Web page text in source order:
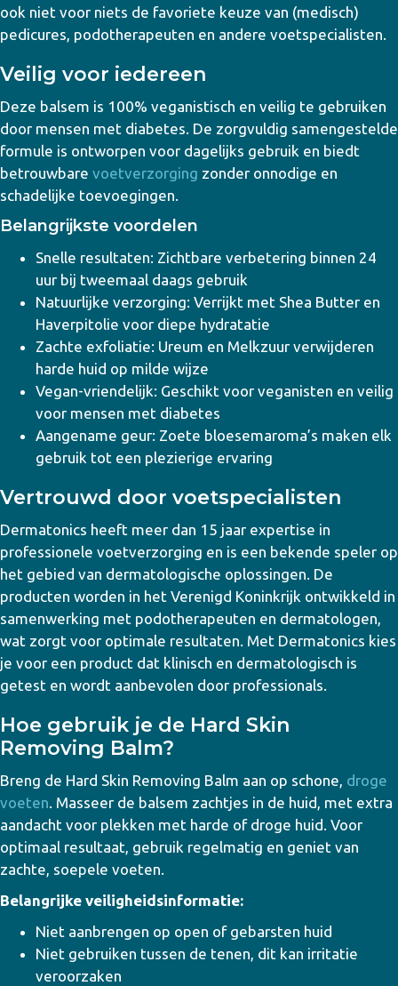
ook niet voor niets de favoriete keuze van (medisch)
pedicures, podotherapeuten en andere voetspecialisten.
Veilig voor iedereen
Deze balsem is 100% veganistisch en veilig te gebruiken
door mensen met diabetes. De zorgvuldig samengestelde
formule is ontworpen voor dagelijks gebruik en biedt
betrouwbare voetverzorging zonder onnodige en
schadelijke toevoegingen.
Belangrijkste voordelen
Snelle resultaten: Zichtbare verbetering binnen 24
uur bij tweemaal daags gebruik
Natuurlijke verzorging: Verrijkt met Shea Butter en
Haverpitolie voor diepe hydratatie
Zachte exfoliatie: Ureum en Melkzuur verwijderen
harde huid op milde wijze
Vegan-vriendelijk: Geschikt voor veganisten en veilig
voor mensen met diabetes
Aangename geur: Zoete bloesemaroma’s maken elk
gebruik tot een plezierige ervaring
Vertrouwd door voetspecialisten
Dermatonics heeft meer dan 15 jaar expertise in
professionele voetverzorging en is een bekende speler op
het gebied van dermatologische oplossingen. De
producten worden in het Verenigd Koninkrijk ontwikkeld in
samenwerking met podotherapeuten en dermatologen,
wat zorgt voor optimale resultaten. Met Dermatonics kies
je voor een product dat klinisch en dermatologisch is
getest en wordt aanbevolen door professionals.
Hoe gebruik je de Hard Skin
Removing Balm?
Breng de Hard Skin Removing Balm aan op schone, droge
voeten. Masseer de balsem zachtjes in de huid, met extra
aandacht voor plekken met harde of droge huid. Voor
optimaal resultaat, gebruik regelmatig en geniet van
zachte, soepele voeten.
Belangrijke veiligheidsinformatie:
Niet aanbrengen op open of gebarsten huid
Niet gebruiken tussen de tenen, dit kan irritatie
veroorzaken